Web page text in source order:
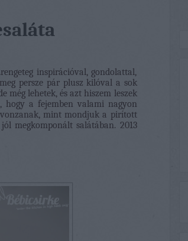
inspirációval, gondolattal,
persze pár plusz kilóval a sok
még lehetek, és azt hiszem leszek
hogy a fejemben valami nagyon
vonzanak, mint mondjuk a pirított
megkomponált salátában. 2013